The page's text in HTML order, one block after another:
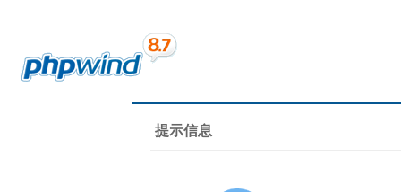
提示信息